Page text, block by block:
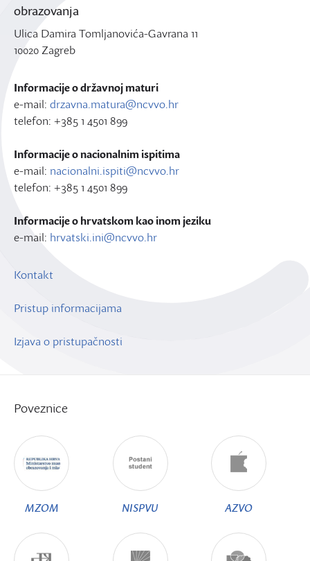
obrazovanja
Ulica Damira Tomljanovića-Gavrana 11
10020 Zagreb
Informacije o državnoj maturi
e-mail: drzavna.matura@ncvvo.hr
telefon: +385 1 4501 899
Informacije o nacionalnim ispitima
e-mail: nacionalni.ispiti@ncvvo.hr
telefon: +385 1 4501 899
Informacije o hrvatskom kao inom jeziku
e-mail: hrvatski.ini@ncvvo.hr
Kontakt
Pristup informacijama
Izjava o pristupačnosti
Poveznice
MZOM NISPVU AZVO